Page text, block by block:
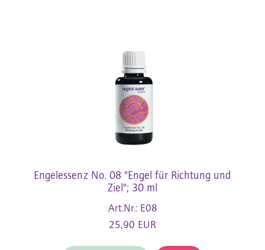
Engelessenz No. 08 "Engel für Richtung und
Ziel"; 30 ml
Art.Nr.: E08
25,90 EUR